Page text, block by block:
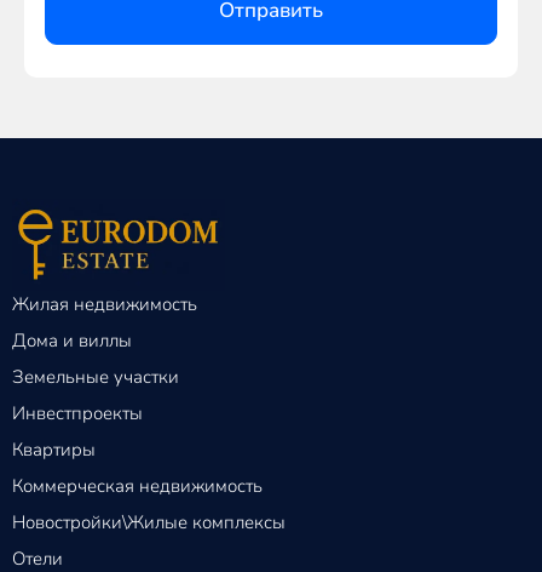
Отправить
Жилая недвижимость
Дома и виллы
Земельные участки
Инвестпроекты
Квартиры
Коммерческая недвижимость
Новостройки\Жилые комплексы
Отели